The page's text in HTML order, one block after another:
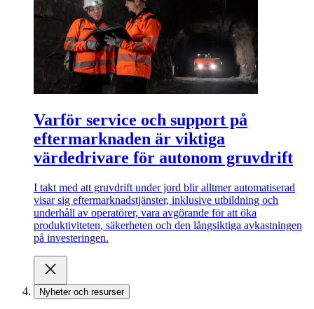
Varför service och support på
eftermarknaden är viktiga
värdedrivare för autonom gruvdrift
I takt med att gruvdrift under jord blir alltmer automatiserad
visar sig eftermarknadstjänster, inklusive utbildning och
underhåll av operatörer, vara avgörande för att öka
produktiviteten, säkerheten och den långsiktiga avkastningen
på investeringen.
Nyheter och resurser